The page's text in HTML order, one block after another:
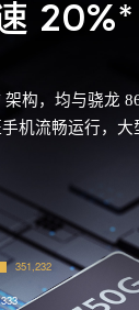
20%*
构，均与骁龙
机流畅运行，大
351,232